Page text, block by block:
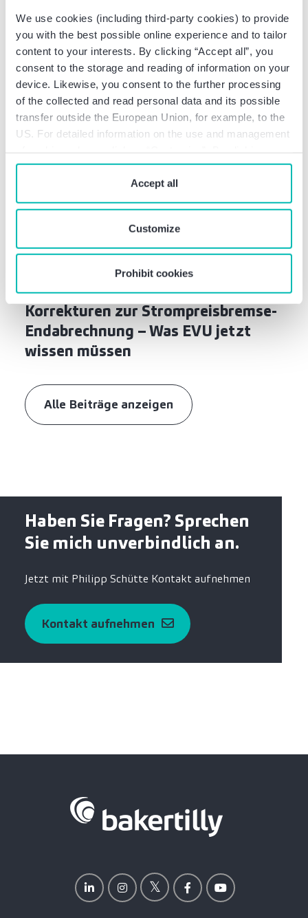
We use cookies (including third-party cookies) to provide
you with the best possible online experience and to tailor
content to your interests. By clicking “Accept all”, you
consent to the storage and reading of information on your
device. Likewise, you consent to the further processing
of the collected and read personal data and its possible
transfer outside the European Union, for example, to the
US. For detailed information on the use and management
“Prohibit cookies” you reject the use of cookies that
require your consent. You give consent to cookies and
ourprivacy policywhen you use our website.
Accept all
Customize
Prohibit cookies
Aktuell
Korrekturen zur Strompreisbremse-
Endabrechnung – Was EVU jetzt
wissen müssen
Alle Beiträge anzeigen
Haben Sie Fragen? Sprechen
Sie mich unverbindlich an.
Jetzt mit Philipp Schütte Kontakt aufnehmen
Kontakt aufnehmen